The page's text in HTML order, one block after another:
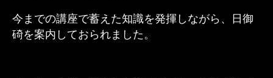
今までの講座で蓄えた知識を発揮しながら、日御
碕を案内しておられました。